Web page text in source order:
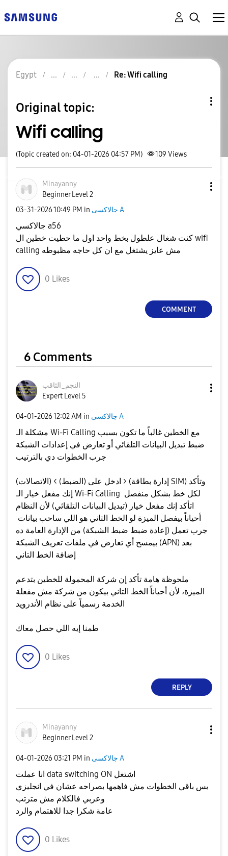
Egypt Re: Wifi calling
Original topic:
Wifi calling
(Topic created on: 04-01-2026 04:57 PM) 109 Views
Minayanny
Beginner Level 2
‎03-31-202610:49 PM in جالاكسى A
جالاكسي a56
كنت شغال علطول بخط واحد اول ما حطيت خطين ال wifi
calling مش عايز يشتغل مع ان كل حاجه مظبوطه
0 Likes
COMMENT
6 Comments
النجم_الثاقب
Expert Level 5
‎04-01-202612:02 AM in جالاكسى A
مشكلة الـ Wi-Fi Calling مع الخطين غالباً ما تكون بسبب
ضبط تبديل البيانات التلقائي أو تعارض في إعدادات الشبكة
جرب الخطوات دي بالترتيب
​ادخل على (الضبط) > (الاتصالات) > (إدارة بطاقة SIM) وتأكد
إنك مفعل خيار الـ Wi-Fi Calling لكل خط بشكل منفصل ​
اتأكد إنك مفعل خيار (تبديل البيانات التلقائي) لأن النظام
أحياناً بيفصل الميزة لو الخط التاني هو اللي ساحب بيانات ​
جرب تعمل (إعادة ضبط ضبط الشبكة) من الإدارة العامة ده
بيمسح أي تعارض في ملفات تعريف الشبكة (APN) بعد
إضافة الخط التاني
​ملحوظة هامة تأكد إن شركة المحمولة للخطين بتدعم
الميزة، لأن أحياناً الخط التاني بيكون من شركة مش مفعلة
الخدمة رسمياً على نظام الأندرويد
​طمنا إيه اللي حصل معاك
0 Likes
REPLY
Minayanny
Beginner Level 2
‎04-01-2026 03:21 PM in جالاكسى A
انا عملت data switching ON اشتغل
بس باقي الخطوات مش فاهمها بصراحه عشان في انجليزي
وعربي فالكلام مش مترتب
عامة شكرا جدا للاهتمام والرد
0 Likes